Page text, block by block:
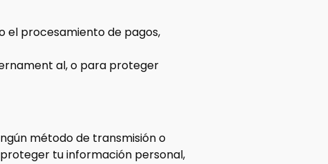
el procesamiento de pagos,
al, o para proteger
método de transmisión o
tu información personal,